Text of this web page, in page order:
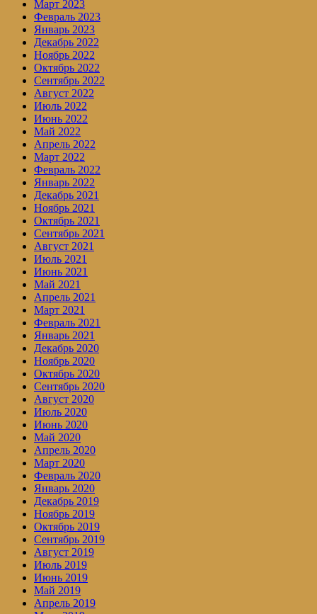
Март 2023
Февраль 2023
Январь 2023
Декабрь 2022
Ноябрь 2022
Октябрь 2022
Сентябрь 2022
Август 2022
Июль 2022
Июнь 2022
Май 2022
Апрель 2022
Март 2022
Февраль 2022
Январь 2022
Декабрь 2021
Ноябрь 2021
Октябрь 2021
Сентябрь 2021
Август 2021
Июль 2021
Июнь 2021
Май 2021
Апрель 2021
Март 2021
Февраль 2021
Январь 2021
Декабрь 2020
Ноябрь 2020
Октябрь 2020
Сентябрь 2020
Август 2020
Июль 2020
Июнь 2020
Май 2020
Апрель 2020
Март 2020
Февраль 2020
Январь 2020
Декабрь 2019
Ноябрь 2019
Октябрь 2019
Сентябрь 2019
Август 2019
Июль 2019
Июнь 2019
Май 2019
Апрель 2019